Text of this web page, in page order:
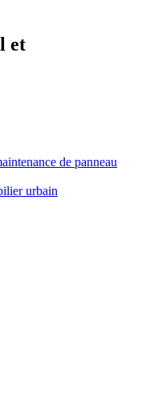
et
de panneau
urbain